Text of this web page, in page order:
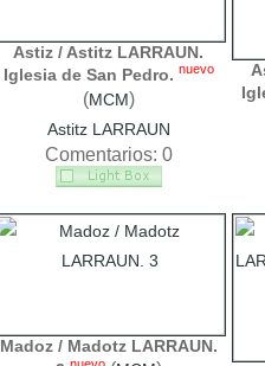
Astiz / Astitz LARRAUN.
Iglesia de San Pedro. nuevo
(MCM)
Astitz LARRAUN
Comentarios: 0
Madoz / Madotz LARRAUN.